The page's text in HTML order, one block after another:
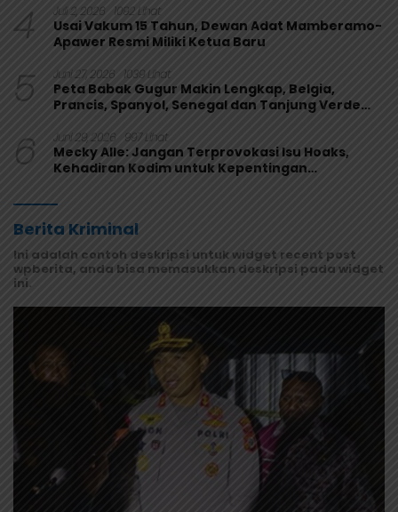
4 Juli 2, 2026 1092 Lihat
Usai Vakum 15 Tahun, Dewan Adat Mamberamo-
Apawer Resmi Miliki Ketua Baru
5 Juni 27, 2026 1039 Lihat
Peta Babak Gugur Makin Lengkap, Belgia,
Prancis, Spanyol, Senegal dan Tanjung Verde
6 Juni 29, 2026 997 Lihat
Mecky Alle: Jangan Terprovokasi Isu Hoaks,
Kehadiran Kodim untuk Kepentingan
Berita Kriminal
Ini adalah contoh deskripsi untuk widget recent post
wpberita, anda bisa memasukkan deskripsi pada widget
ini.